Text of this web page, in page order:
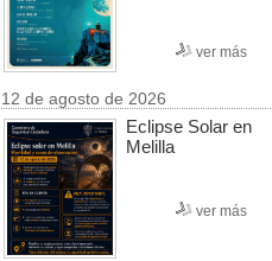
ver más
12 de agosto de 2026
Eclipse Solar en
Melilla
ver más